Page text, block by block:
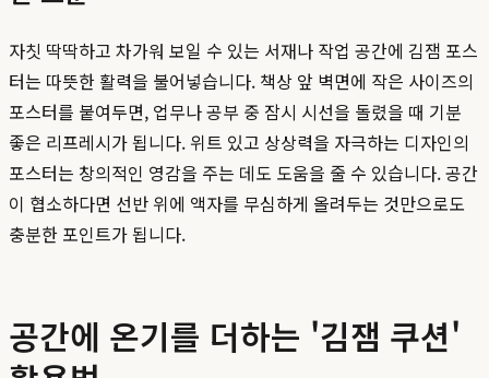
자칫 딱딱하고 차가워 보일 수 있는 서재나 작업 공간에 김잼 포스
터는 따뜻한 활력을 불어넣습니다. 책상 앞 벽면에 작은 사이즈의
포스터를 붙여두면, 업무나 공부 중 잠시 시선을 돌렸을 때 기분
좋은 리프레시가 됩니다. 위트 있고 상상력을 자극하는 디자인의
포스터는 창의적인 영감을 주는 데도 도움을 줄 수 있습니다. 공간
이 협소하다면 선반 위에 액자를 무심하게 올려두는 것만으로도
충분한 포인트가 됩니다.
공간에 온기를 더하는 '김잼 쿠션'